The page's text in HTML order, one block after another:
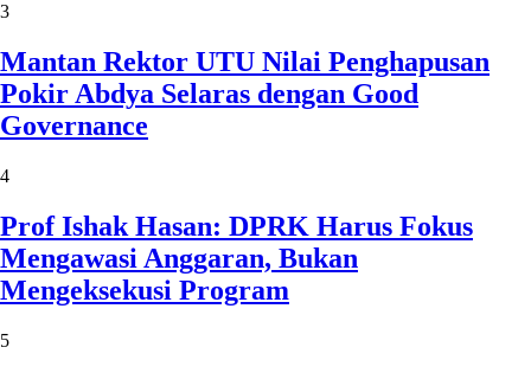
3
Mantan Rektor UTU Nilai Penghapusan
Pokir Abdya Selaras dengan Good
Governance
4
Prof Ishak Hasan: DPRK Harus Fokus
Mengawasi Anggaran, Bukan
Mengeksekusi Program
5